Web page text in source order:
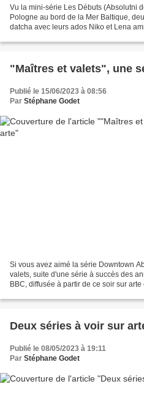
Vu la mini-série Les Débuts (Absolutni
Pologne au bord de la Mer Baltique,
datcha avec leurs ados Niko et Lena
"Maîtres et valets", une
Publié le 15/06/2023 à 08:56
Par Stéphane Godet
Si vous avez aimé la série Downtown
valets, suite d'une série à succès des
BBC, diffusée à partir de ce soir sur
Deux séries à voir sur
Publié le 08/05/2023 à 19:11
Par Stéphane Godet